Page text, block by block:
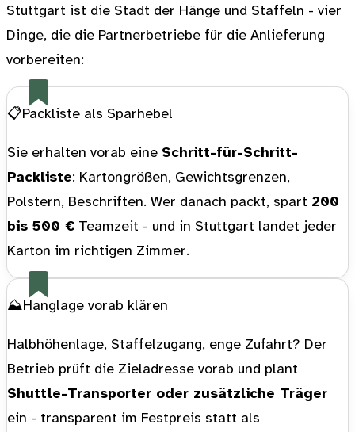
Stuttgart ist die Stadt der Hänge und Staffeln - vier
Dinge, die die Partnerbetriebe für die Anlieferung
vorbereiten:
📋Packliste als Sparhebel
Sie erhalten vorab eine Schritt-für-Schritt-
Packliste: Kartongrößen, Gewichtsgrenzen,
Polstern, Beschriften. Wer danach packt, spart 200
bis 500 € Teamzeit - und in Stuttgart landet jeder
Karton im richtigen Zimmer.
⛰️Hanglage vorab klären
Halbhöhenlage, Staffelzugang, enge Zufahrt? Der
Betrieb prüft die Zieladresse vorab und plant
Shuttle-Transporter oder zusätzliche Träger
ein - transparent im Festpreis statt als